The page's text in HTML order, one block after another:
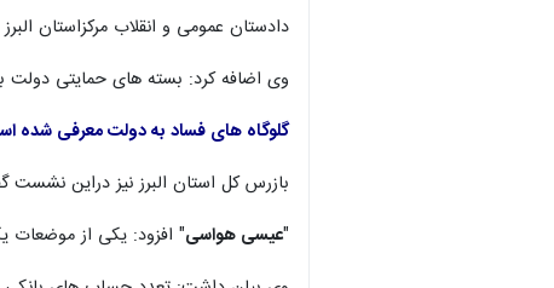
دادستان عمومی و انقلاب مرکزاستان
وی اضافه کرد: بسته های حمایتی دولت
گلوگاه های فساد به دولت معرفی شده
بازرس کل استان البرز نیز دراین
"عیسی هواسی" افزود: یکی از موضعات